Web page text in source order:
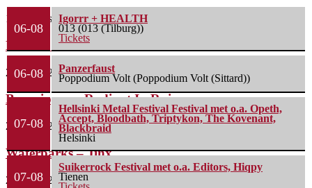
1 augustus 2026
Lunatic Soul – Transition II
29 juli 2026
Boneripper – Radiant In Ruin
27 juli 2026
Waterparks – Jinx
26 juli 2026
06-08
Igorrr + HEALTH
013 (013 (Tilburg))
Tickets
06-08
Panzerfaust
Poppodium Volt (Poppodium Volt (Sittard))
07-08
Hellsinki Metal Festival Festival met o.a. Opeth,
Accept, Bloodbath, Triptykon, The Kovenant,
Blackbraid
Helsinki
07-08
Suikerrock Festival met o.a. Editors, Hiqpy
Tienen